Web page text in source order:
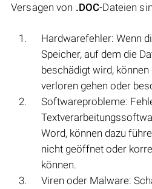
Versagen von .DOC-Dateien
Hardwarefehler: Wenn
Speicher, auf dem die
beschädigt wird, können
verloren gehen oder
Softwareprobleme:
Word, können dazu
nicht geöffnet oder
können.
Viren oder Malware: